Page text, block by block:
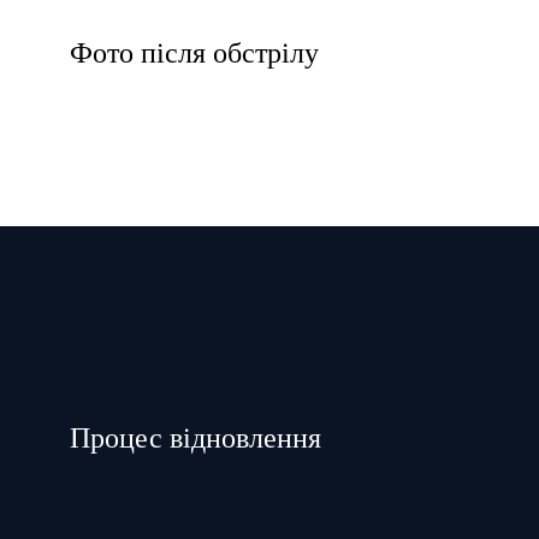
Фото після обстрілу
Процес відновлення